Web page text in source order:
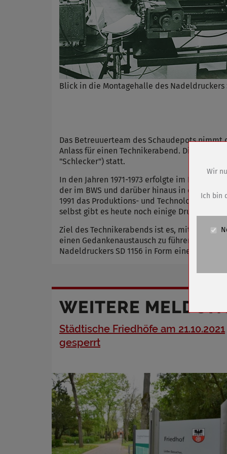
Blick in die Montagehalle des
Das Betreuuerteam des Schaudepots nimmt
Anlass für einen Technikerabend. Dieser
"Schlecker") statt.
In den Jahren 1971-1973 erfolgte im
der im BWS und darüber hinaus in der
1991 das Produktions- und
selbst gibt es heute noch einige Drucker aus
Ziel des Technikerabends ist es, mit
einen Gedankenaustausch zu führen. Dafür
Nadeldruckers SD 1156 in Form eines
WEITERE
Städtische Friedhöfe am 21.10.2021
gesperrt
Anbieter
Cookie
Cookie
Zweck
Cookie
Cookie
Wir
Ich bin